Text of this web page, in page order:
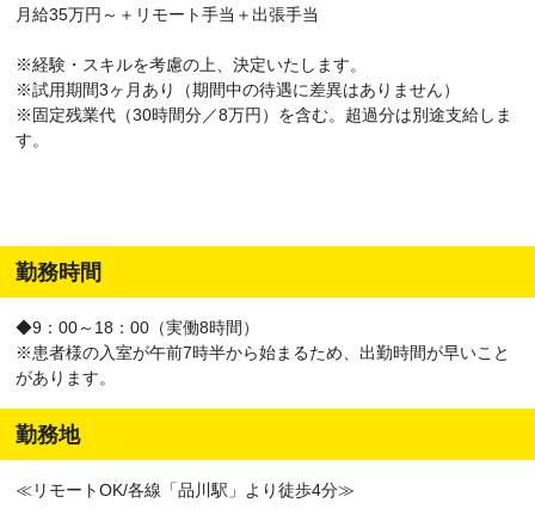
月給35万円～＋リモート手当＋出張手当
※経験・スキルを考慮の上、決定いたします。
※試用期間3ヶ月あり（期間中の待遇に差異はありません）
※固定残業代（30時間分／8万円）を含む。超過分は別途支給しま
す。
勤務時間
◆9：00～18：00（実働8時間）
※患者様の入室が午前7時半から始まるため、出勤時間が早いこと
があります。
勤務地
≪リモートOK/各線「品川駅」より徒歩4分≫